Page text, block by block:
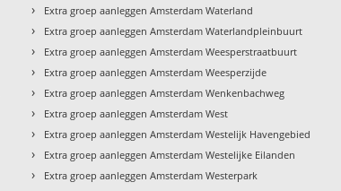
› Extra groep aanleggen Amsterdam Waterland
› Extra groep aanleggen Amsterdam Waterlandpleinbuurt
› Extra groep aanleggen Amsterdam Weesperstraatbuurt
› Extra groep aanleggen Amsterdam Weesperzijde
› Extra groep aanleggen Amsterdam Wenkenbachweg
› Extra groep aanleggen Amsterdam West
› Extra groep aanleggen Amsterdam Westelijk Havengebied
› Extra groep aanleggen Amsterdam Westelijke Eilanden
› Extra groep aanleggen Amsterdam Westerpark